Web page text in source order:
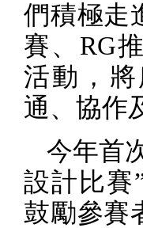
們積極走
賽、 RG
活動，
通、協作
今年首
設計比賽
鼓勵參賽